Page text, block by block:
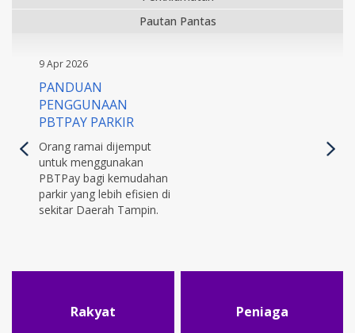
Pautan Pantas
9 Apr 2026
PANDUAN
PENGGUNAAN
PBTPAY PARKIR
Orang ramai dijemput
untuk menggunakan
PBTPay bagi kemudahan
parkir yang lebih efisien di
sekitar Daerah Tampin.
Rakyat Peniaga